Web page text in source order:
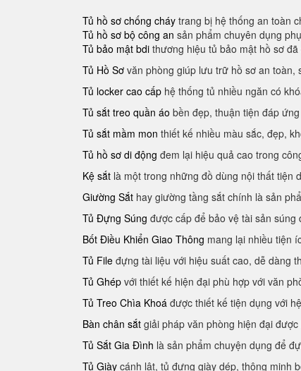
Tủ hồ sơ chống cháy trang bị hệ thống an toàn
Tủ hồ sơ bộ công an sản phẩm chuyên dụng
Tủ bảo mật bdi thương hiệu tủ bảo mật hồ sơ
Tủ Hồ Sơ văn phòng giúp lưu trữ hồ sơ an toàn,
Tủ locker cao cấp hệ thống tủ nhiều ngăn có
Tủ sắt treo quần áo bền đẹp, thuận tiện đáp
Tủ sắt mầm mon thiết kế nhiều màu sắc, đẹp,
Tủ hồ sơ di động đem lại hiệu quả cao trong
Kệ sắt là một trong những đồ dùng nội thất tiện
Giường Sắt hay giường tầng sắt chính là sản
Tủ Đựng Súng được cấp để bảo vệ tài sản
Bốt Điều Khiển Giao Thông mang lại nhiều tiện
Tủ File đựng tài liệu với hiệu suất cao, dễ dàng
Tủ Ghép với thiết kế hiện đại phù hợp với văn
Tủ Treo Chìa Khoá được thiết kế tiện dụng với
Bàn chân sắt giải pháp văn phòng hiện đại
Tủ Sắt Gia Đình là sản phẩm chuyện dụng để
Tủ Giày cánh lật, tủ đựng giày dép, thông minh